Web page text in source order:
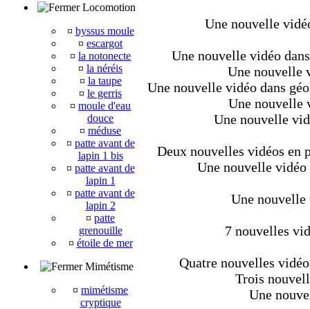
Locomotion
¤ byssus moule
¤ escargot
¤ la notonecte
¤ la néréis
¤ la taupe
¤ le gerris
¤ moule d'eau
douce
¤ méduse
¤ patte avant de
lapin 1 bis
¤ patte avant de
lapin 1
¤ patte avant de
lapin 2
¤ patte
grenouille
¤ étoile de mer
Mimétisme
¤ mimétisme
cryptique
Une nouvelle
Une nouvelle vidéo
Une nouvelle
Une nouvelle vidéo dans
Une nouvelle
Une nouvelle
Deux nouvelles vidéos en
Une nouvelle
Une nouvelle
7 nouvelles
Quatre nouvelles
Trois
Une